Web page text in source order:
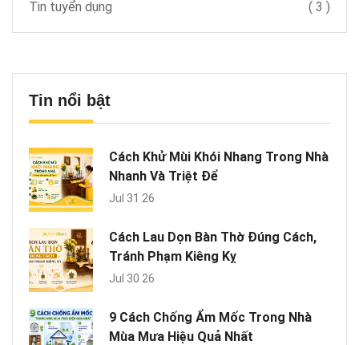
Tin tuyển dụng ( 3 )
Tin nổi bật
Cách Khử Mùi Khói Nhang Trong Nhà
Nhanh Và Triệt Để
Jul 31 26
Cách Lau Dọn Bàn Thờ Đúng Cách,
Tránh Phạm Kiêng Kỵ
Jul 30 26
9 Cách Chống Ẩm Mốc Trong Nhà
Mùa Mưa Hiệu Quả Nhất